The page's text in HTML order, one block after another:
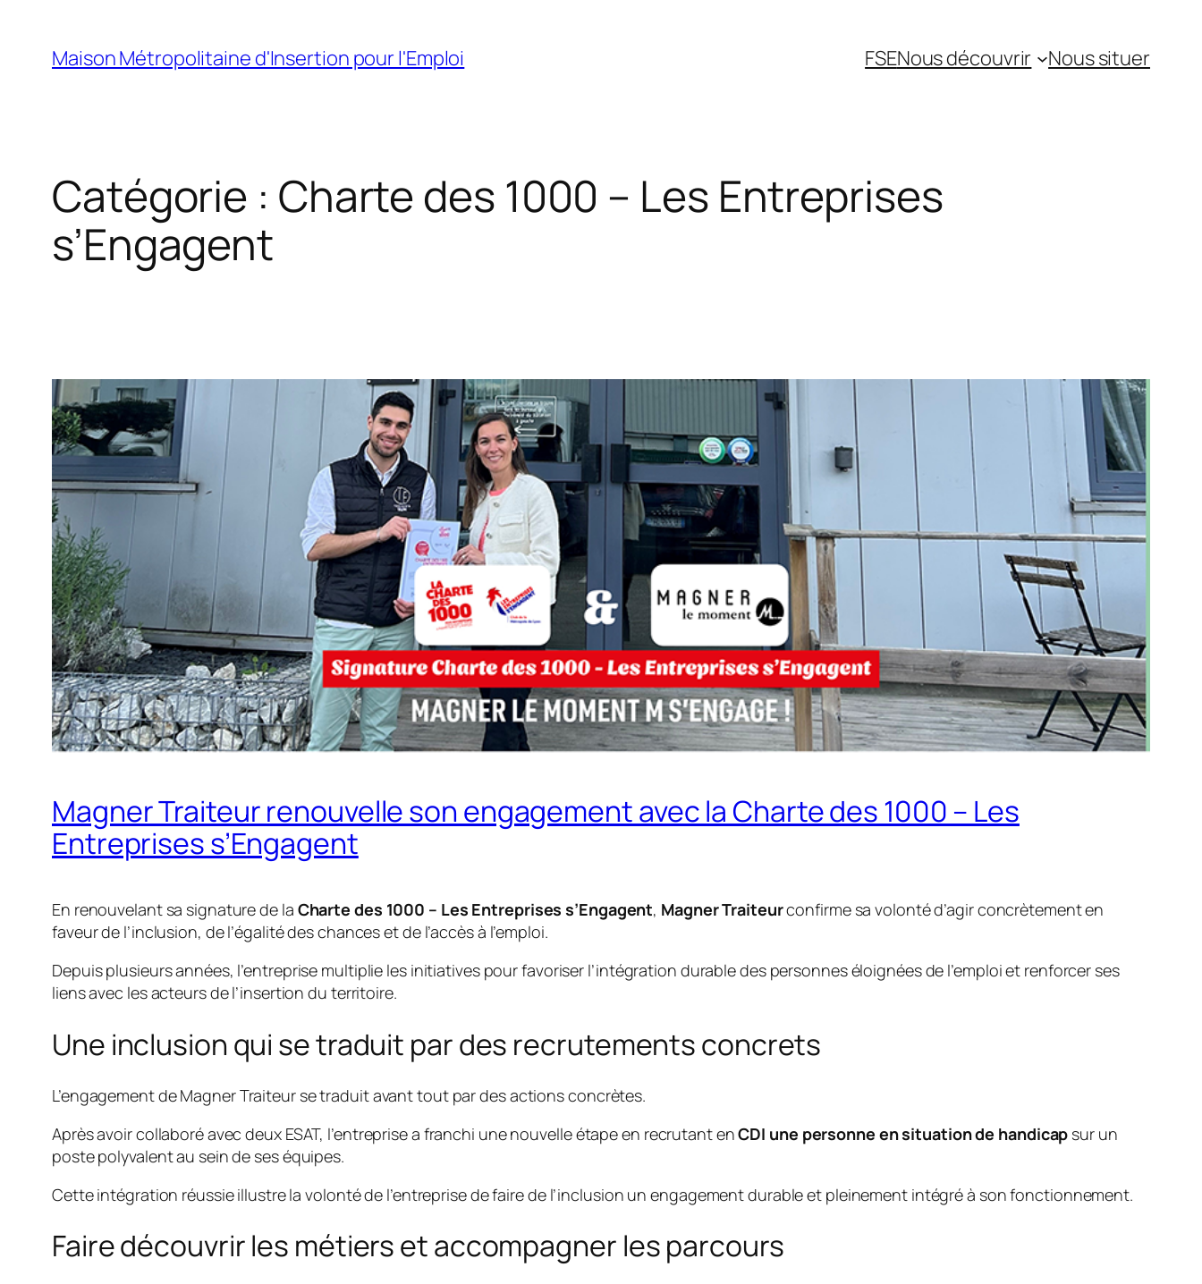
contenu
Maison Métropolitaine d'Insertion pour l'Emploi FSENous découvrir Nous situer
Catégorie : Charte des 1000 – Les Entreprises
s’Engagent
Magner Traiteur renouvelle son engagement avec la Charte des 1000 – Les
Entreprises s’Engagent
En renouvelant sa signature de la Charte des 1000 – Les Entreprises s’Engagent, Magner Traiteurconfirme sa volonté d’agir concrètement en
faveur de l’inclusion, de l’égalité des chances et de l’accès à l’emploi.
Depuis plusieurs années, l’entreprise multiplie les initiatives pour favoriser l’intégration durable des personnes éloignées de l’emploi et renforcer ses
liens avec les acteurs de l’insertion du territoire.
Une inclusion qui se traduit par des recrutements concrets
L’engagement de Magner Traiteur se traduit avant tout par des actions concrètes.
Après avoir collaboré avec deux ESAT, l’entreprise a franchi une nouvelle étape en recrutant enCDI une personne en situation de handicap sur un
poste polyvalent au sein de ses équipes.
Cette intégration réussie illustre la volonté de l’entreprise de faire de l’inclusion un engagement durable et pleinement intégré à son fonctionnement.
Faire découvrir les métiers et accompagner les parcours